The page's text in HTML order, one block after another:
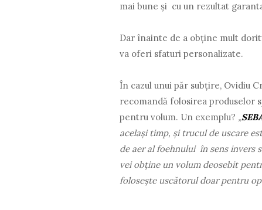
mai bune și cu un rezultat
Dar înainte de a obține mult
va oferi sfaturi personalizate.
În cazul unui păr subțire, Ovidiu
recomandă folosirea produselor
pentru volum. Un exemplu? „
același timp, și trucul de uscare
de aer al foehnului în sens invers
vei obține un volum deosebit
folosește uscătorul doar pentru